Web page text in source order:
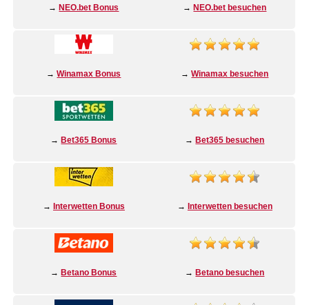
→NEO.bet Bonus →NEO.bet besuchen
→Winamax Bonus →Winamax besuchen
→Bet365 Bonus →Bet365 besuchen
→ Interwetten Bonus → Interwetten besuchen
→Betano Bonus →Betano besuchen